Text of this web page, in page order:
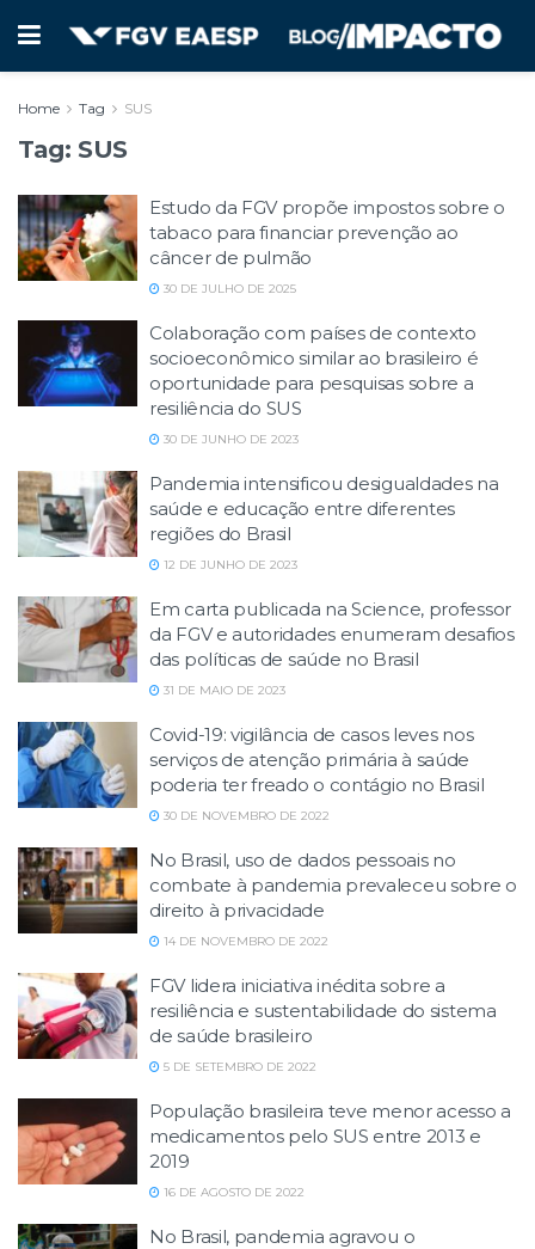
Home Tag SUS
Tag: SUS
Estudo da FGV propõe impostos sobre o
tabaco para financiar prevenção ao
câncer de pulmão
30 DE JULHO DE 2025
Colaboração com países de contexto
socioeconômico similar ao brasileiro é
oportunidade para pesquisas sobre a
resiliência do SUS
30 DE JUNHO DE 2023
Pandemia intensificou desigualdades na
saúde e educação entre diferentes
regiões do Brasil
12 DE JUNHO DE 2023
Em carta publicada na Science, professor
da FGV e autoridades enumeram desafios
das políticas de saúde no Brasil
31 DE MAIO DE 2023
Covid-19: vigilância de casos leves nos
serviços de atenção primária à saúde
poderia ter freado o contágio no Brasil
30 DE NOVEMBRO DE 2022
No Brasil, uso de dados pessoais no
combate à pandemia prevaleceu sobre o
direito à privacidade
14 DE NOVEMBRO DE 2022
FGV lidera iniciativa inédita sobre a
resiliência e sustentabilidade do sistema
de saúde brasileiro
5 DE SETEMBRO DE 2022
População brasileira teve menor acesso a
medicamentos pelo SUS entre 2013 e
2019
16 DE AGOSTO DE 2022
No Brasil, pandemia agravou o